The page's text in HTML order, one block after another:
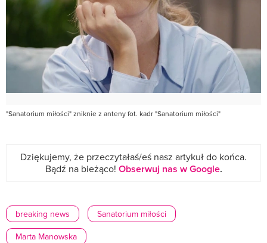
"Sanatorium miłości" zniknie z anteny fot. kadr "Sanatorium miłości"
Dziękujemy, że przeczytałaś/eś nasz artykuł do końca.
Bądź na bieżąco! Obserwuj nas w Google.
breaking news
Sanatorium miłości
Marta Manowska